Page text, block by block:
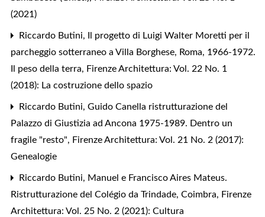
(2021)
Riccardo Butini,
Il progetto di Luigi Walter Moretti per il
parcheggio sotterraneo a Villa Borghese, Roma, 1966-1972.
Il peso della terra, Firenze Architettura: Vol. 22 No. 1
(2018): La costruzione dello spazio
Riccardo Butini, Guido Canella ristrutturazione del
Palazzo di Giustizia ad Ancona 1975-1989. Dentro un
fragile "resto", Firenze Architettura: Vol. 21 No. 2 (2017):
Genealogie
Riccardo Butini, Manuel e Francisco Aires Mateus.
Ristrutturazione del Colégio da Trindade, Coimbra, Firenze
Architettura: Vol. 25 No. 2 (2021): Cultura